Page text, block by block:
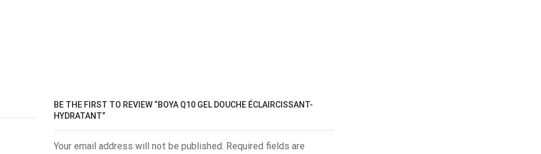
BE THE FIRST TO REVIEW “BOYA Q10 GEL DOUCHE ÉCLAIRCISSANT-
HYDRATANT”
Your email address will not be published. Required fields are